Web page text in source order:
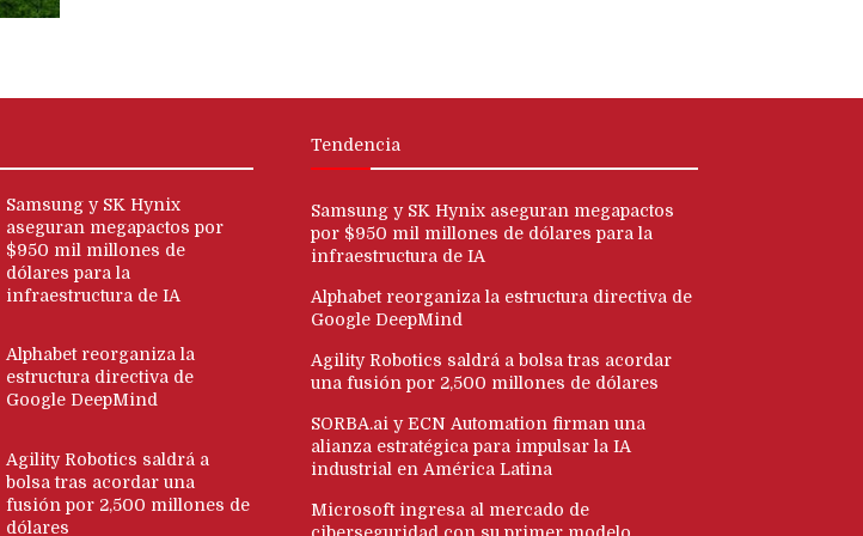
Samsung y SK Hynix
aseguran megapactos por
$950 mil millones de
dólares para la
infraestructura de IA
Alphabet reorganiza la
estructura directiva de
Google DeepMind
Agility Robotics saldrá a
bolsa tras acordar una
fusión por 2,500 millones de
dólares
Tendencia
Samsung y SK Hynix aseguran megapactos
por $950 mil millones de dólares para la
infraestructura de IA
Alphabet reorganiza la estructura directiva de
Google DeepMind
Agility Robotics saldrá a bolsa tras acordar
una fusión por 2,500 millones de dólares
SORBA.ai y ECN Automation firman una
alianza estratégica para impulsar la IA
industrial en América Latina
Microsoft ingresa al mercado de
ciberseguridad con su primer modelo